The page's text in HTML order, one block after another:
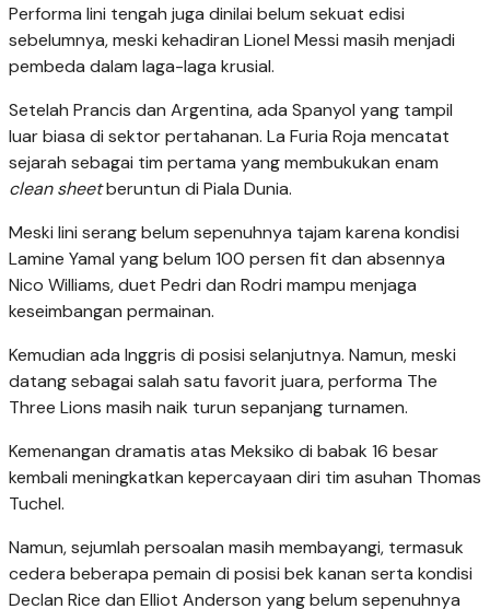
Performa lini tengah juga dinilai belum sekuat edisi
sebelumnya, meski kehadiran Lionel Messi masih menjadi
pembeda dalam laga-laga krusial.
Setelah Prancis dan Argentina, ada Spanyol yang tampil
luar biasa di sektor pertahanan. La Furia Roja mencatat
sejarah sebagai tim pertama yang membukukan enam
clean sheetberuntun di Piala Dunia.
Meski lini serang belum sepenuhnya tajam karena kondisi
Lamine Yamal yang belum 100 persen fit dan absennya
Nico Williams, duet Pedri dan Rodri mampu menjaga
keseimbangan permainan.
Kemudian ada Inggris di posisi selanjutnya. Namun, meski
datang sebagai salah satu favorit juara, performa The
Three Lions masih naik turun sepanjang turnamen.
Kemenangan dramatis atas Meksiko di babak 16 besar
kembali meningkatkan kepercayaan diri tim asuhan Thomas
Tuchel.
Namun, sejumlah persoalan masih membayangi, termasuk
cedera beberapa pemain di posisi bek kanan serta kondisi
Declan Rice dan Elliot Anderson yang belum sepenuhnya